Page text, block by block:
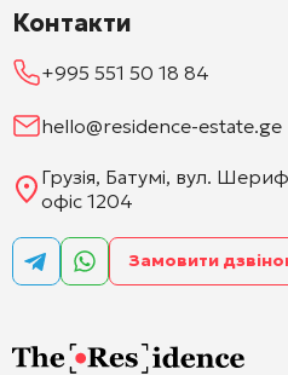
Контакти
+995 551 50 18 84
hello@residence-estate.ge
Грузія, Батумі, вул.
офіс 1204
Замовити